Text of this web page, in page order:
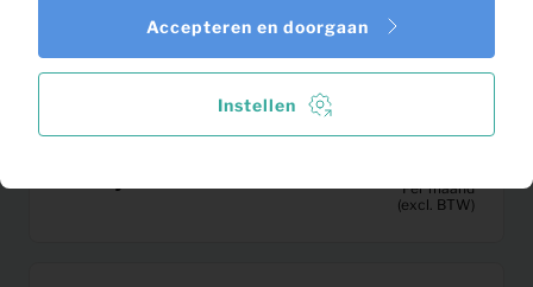
Per maand
(excl. BTW)
Instellen
Accepteren en doorgaan